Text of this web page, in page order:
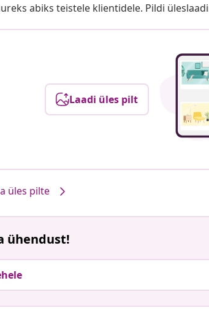
abiks teistele klientidele. Pildi
Laadi üles pilt
üles pilte
ühendust!